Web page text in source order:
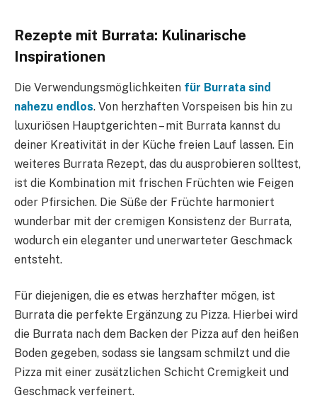
Rezepte mit Burrata: Kulinarische
Inspirationen
Die Verwendungsmöglichkeiten für Burrata sind
nahezu endlos. Von herzhaften Vorspeisen bis hin zu
luxuriösen Hauptgerichten – mit Burrata kannst du
deiner Kreativität in der Küche freien Lauf lassen. Ein
weiteres Burrata Rezept, das du ausprobieren solltest,
ist die Kombination mit frischen Früchten wie Feigen
oder Pfirsichen. Die Süße der Früchte harmoniert
wunderbar mit der cremigen Konsistenz der Burrata,
wodurch ein eleganter und unerwarteter Geschmack
entsteht.
Für diejenigen, die es etwas herzhafter mögen, ist
Burrata die perfekte Ergänzung zu Pizza. Hierbei wird
die Burrata nach dem Backen der Pizza auf den heißen
Boden gegeben, sodass sie langsam schmilzt und die
Pizza mit einer zusätzlichen Schicht Cremigkeit und
Geschmack verfeinert.